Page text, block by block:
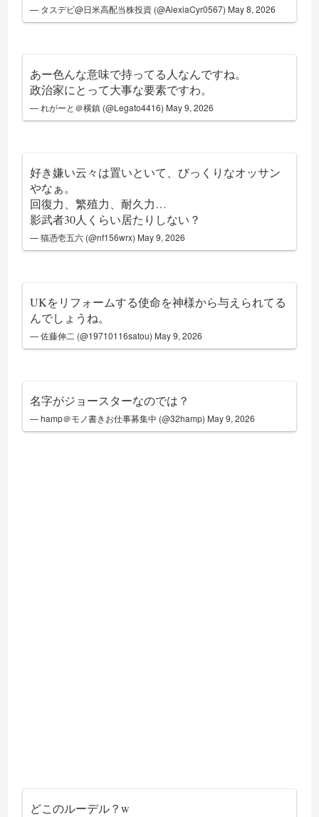
— タスデビ@日米高配当株投資 (@AlexiaCyr0567) May 8, 2026
あー色んな意味で持ってる人なんですね。
政治家にとって大事な要素ですわ。
— れがーと＠横鎮 (@Legato4416) May 9, 2026
好き嫌い云々は置いといて、びっくりなオッサン
やなぁ。
回復力、繁殖力、耐久力…
影武者30人くらい居たりしない？
— 猫憑壱五六 (@nf156wrx) May 9, 2026
UKをリフォームする使命を神様から与えられてる
んでしょうね。
— 佐藤伸二 (@19710116satou) May 9, 2026
名字がジョースターなのでは？
— hamp＠モノ書きお仕事募集中 (@32hamp) May 9, 2026
どこのルーデル？w